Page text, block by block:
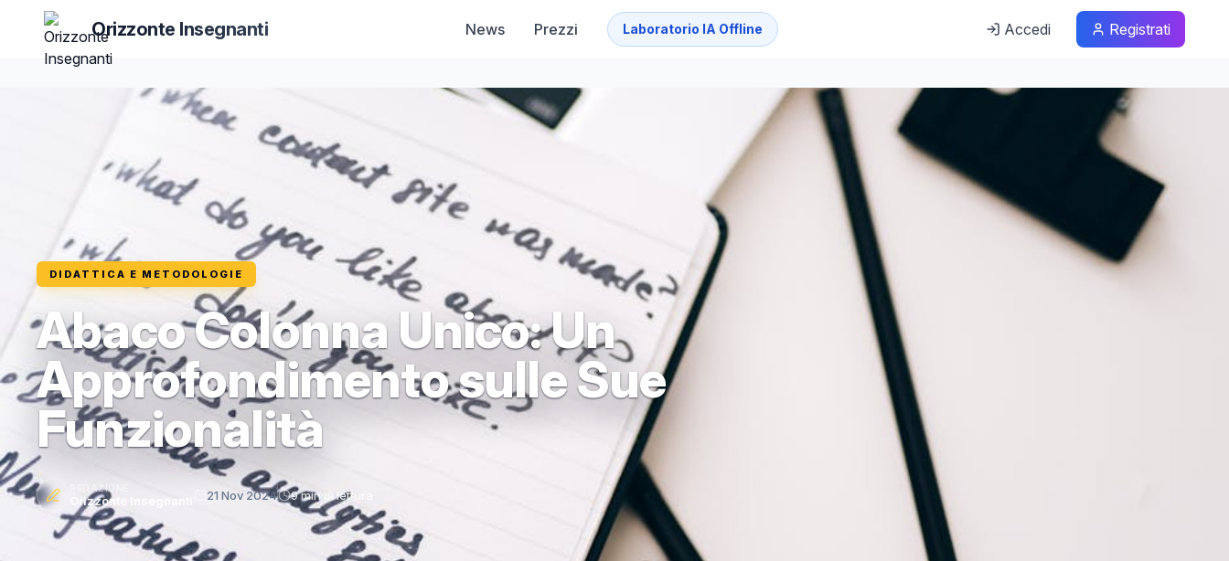
Orizzonte Insegnanti News Prezzi Laboratorio IA Offline Accedi Registrati
DIDATTICA E METODOLOGIE
Abaco Colonna Unico: Un
Approfondimento sulle Sue
Funzionalità
REDAZIONE
Orizzonte Insegnanti 21 Nov 2024 9 min di lettura